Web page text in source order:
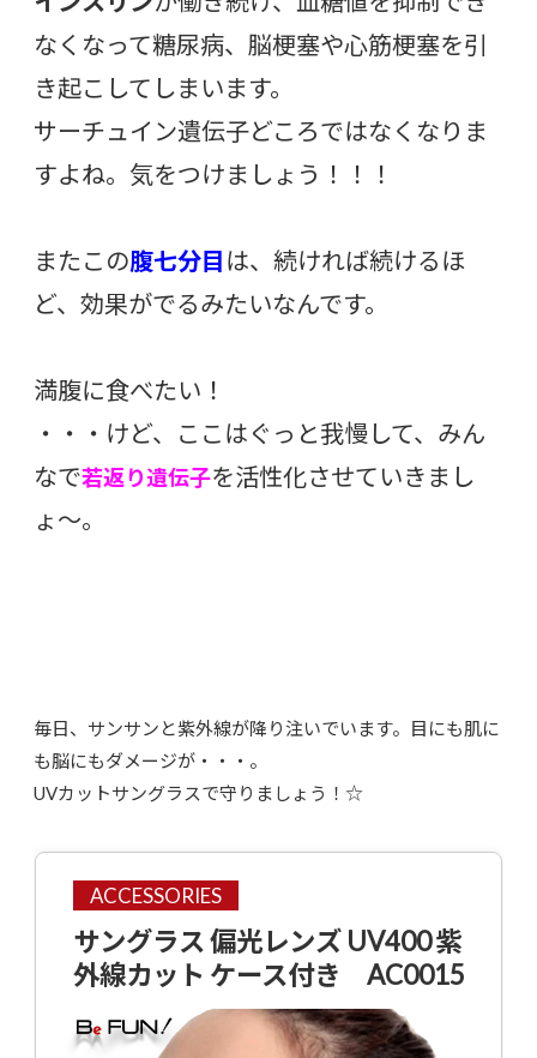
なくなって糖尿病、脳梗塞や心筋梗塞を引
き起こしてしまいます。
サーチュイン遺伝子どころではなくなりま
すよね。気をつけましょう！！！
またこの腹七分目 は、続ければ続けるほ
ど、効果がでるみたいなんです。
満腹に食べたい！
・・・けど、ここはぐっと我慢して、みん
なで若返り遺伝子を活性化させていきまし
ょ〜。
毎日、サンサンと紫外線が降り注いでいます。目にも肌に
も脳にもダメージが・・・。
UVカットサングラスで守りましょう！☆
ACCESSORIES
サングラス 偏光レンズ UV400 紫
外線カット ケース付き AC0015